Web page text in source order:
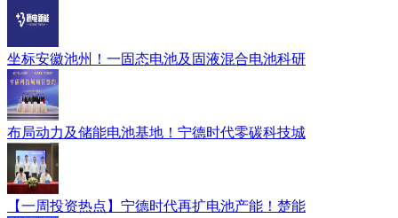
坐标安徽池州！一固态电池及固液混合电池科研
布局动力及储能电池基地！宁德时代零碳科技城
【一周投资热点】宁德时代再扩电池产能！楚能